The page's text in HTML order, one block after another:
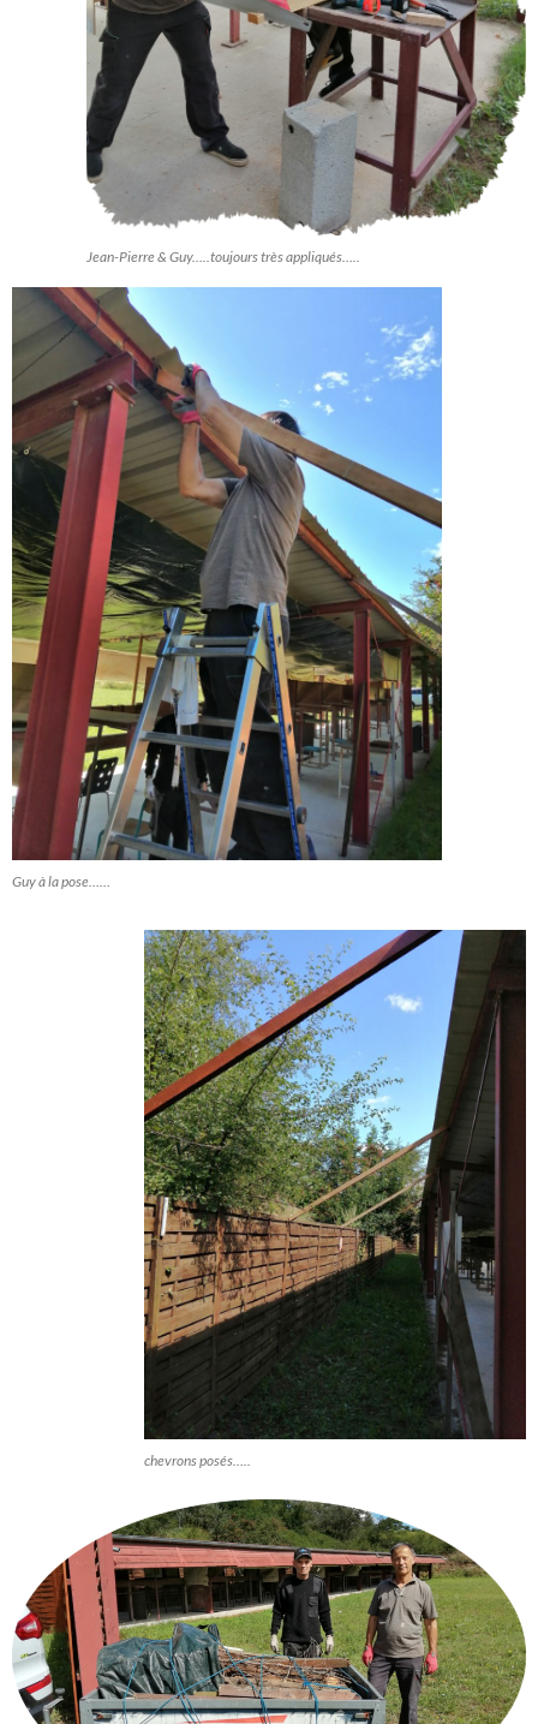
Jean-Pierre & Guy…..toujours très appliqués…..
Guy à la pose……
chevrons posés…..